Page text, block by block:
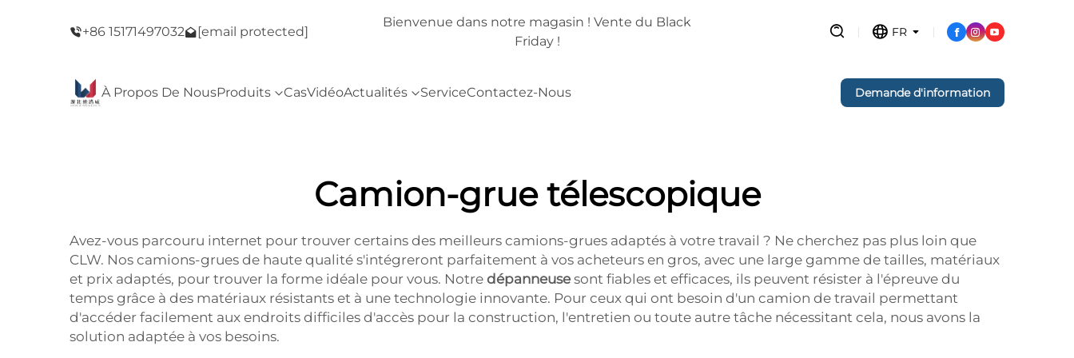
+86 15171497032 [email protected]
Friday !
Bienvenue dans notre magasin ! Vente du Black
Friday !
FR
À Propos De NousProduits CasVidéoActualités ServiceContactez-Nous Demande d'information
Camion-grue télescopique
Avez-vous parcouru internet pour trouver certains des meilleurs camions-grues adaptés à votre travail ? Ne cherchez pas plus loin que
CLW. Nos camions-grues de haute qualité s'intégreront parfaitement à vos acheteurs en gros, avec une large gamme de tailles, matériaux
et prix adaptés, pour trouver la forme idéale pour vous. Notre dépanneuse sont fiables et efficaces, ils peuvent résister à l'épreuve du
temps grâce à des matériaux résistants et à une technologie innovante. Pour ceux qui ont besoin d'un camion de travail permettant
d'accéder facilement aux endroits difficiles d'accès pour la construction, l'entretien ou toute autre tâche nécessitant cela, nous avons la
solution adaptée à vos besoins.